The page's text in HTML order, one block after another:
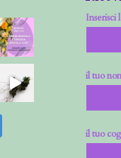
Inserisci
il tuo
il tuo